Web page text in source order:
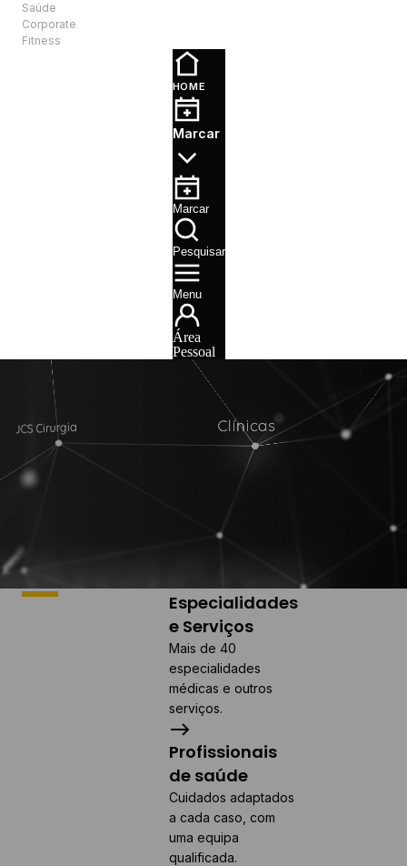
Saúde
Corporate
Fitness
HOME
Marcar
Marcar
Pesquisar
Menu
Área
Pessoal
Especialidades
e Serviços
Mais de 40
especialidades
médicas e outros
serviços.
Profissionais
de saúde
Cuidados adaptados
a cada caso, com
uma equipa
qualificada.